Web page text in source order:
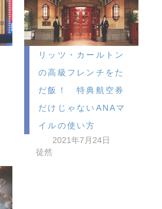
リッツ・カールトン
の高級フレンチをた
だ飯！ 特典航空券
だけじゃないANAマ
イルの使い方
2021年7月24日
徒然